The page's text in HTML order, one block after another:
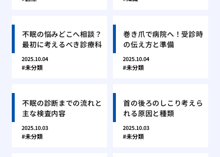
不眠の悩みどこへ相談？
最初に考えるべき診療科
2025.10.04
未分類
巻き爪で病院へ！受診時
の伝え方と準備
2025.10.04
未分類
不眠の診断までの流れと
主な検査内容
2025.10.03
未分類
首の後ろのしこり考えら
れる原因と種類
2025.10.03
未分類